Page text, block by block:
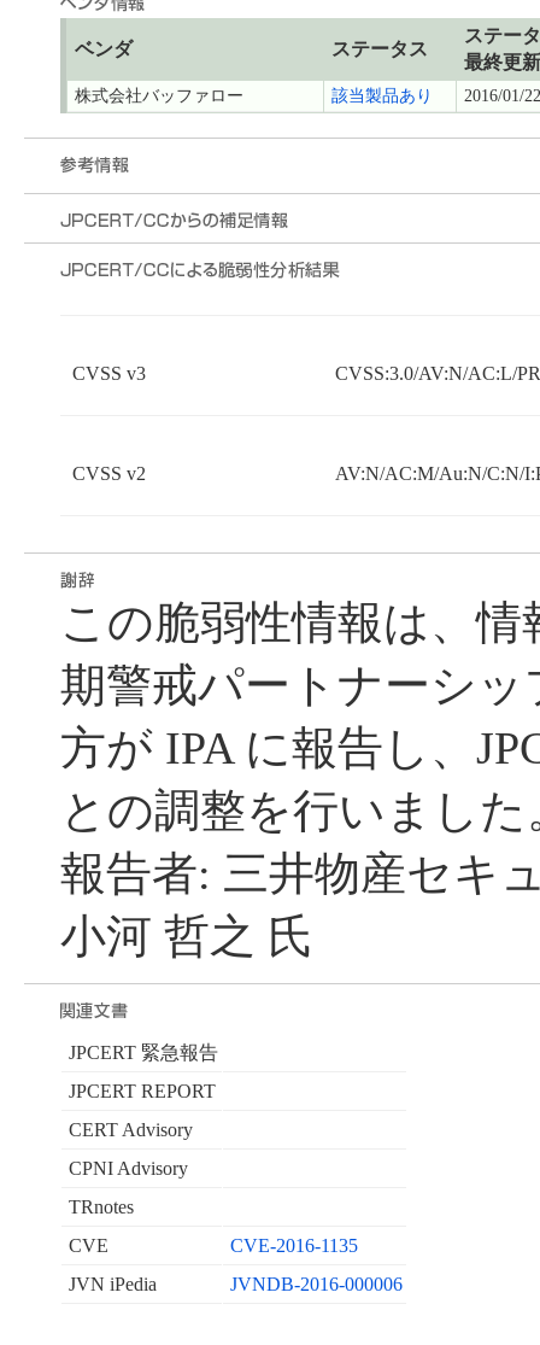
ベンダ ステータス
ステー
最終更
株式会社バッファロー 該当製品あり 2016/01/22
CVSS v3 CVSS:3.0/AV:N/AC:L/
CVSS v2 AV:N/AC:M/Au:N/C:N/
この脆弱性情報は、
期警戒パートナーシ
方が IPA に報告し、
との調整を行いました
報告者: 三井物産セキ
小河 哲之 氏
JPCERT 緊急報告
JPCERT REPORT
CERT Advisory
CPNI Advisory
TRnotes
CVE
CVE-2016-1135
JVN iPedia
JVNDB-2016-000006